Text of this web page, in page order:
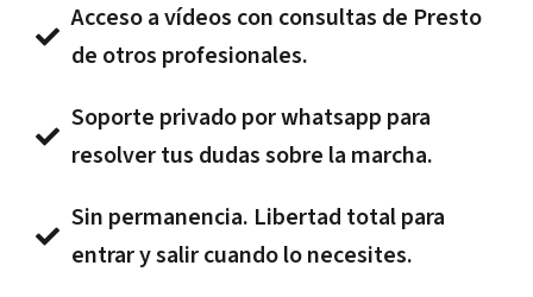
Acceso a vídeos con consultas de Presto
de otros profesionales.
Soporte privado por whatsapp para
resolver tus dudas sobre la marcha.
Sin permanencia. Libertad total para
entrar y salir cuando lo necesites.